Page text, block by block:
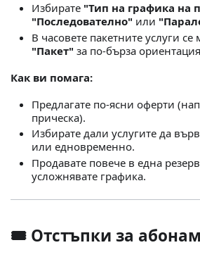
Избирате "Тип на графика на
"Последователно" или
В часовете пакетните услуги се
"Пакет" за по‑бърза
Как ви помага:
Предлагате по‑ясни оферти
прическа).
Избирате дали услугите да
или едновременно.
Продавате повече в една
усложнявате графика.
🎟️ Отстъпки за